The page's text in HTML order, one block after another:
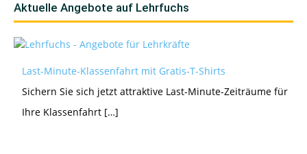
Aktuelle Angebote auf Lehrfuchs
Last-Minute-Klassenfahrt mit Gratis-T-Shirts
Sichern Sie sich jetzt attraktive Last-Minute-Zeiträume für
Ihre Klassenfahrt […]